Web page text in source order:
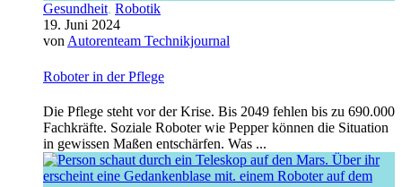
Gesundheit, Robotik
19. Juni 2024
von Autorenteam Technikjournal
Roboter in der Pflege
Die Pflege steht vor der Krise. Bis 2049 fehlen bis zu 690.000
Fachkräfte. Soziale Roboter wie Pepper können die Situation
in gewissen Maßen entschärfen. Was ...